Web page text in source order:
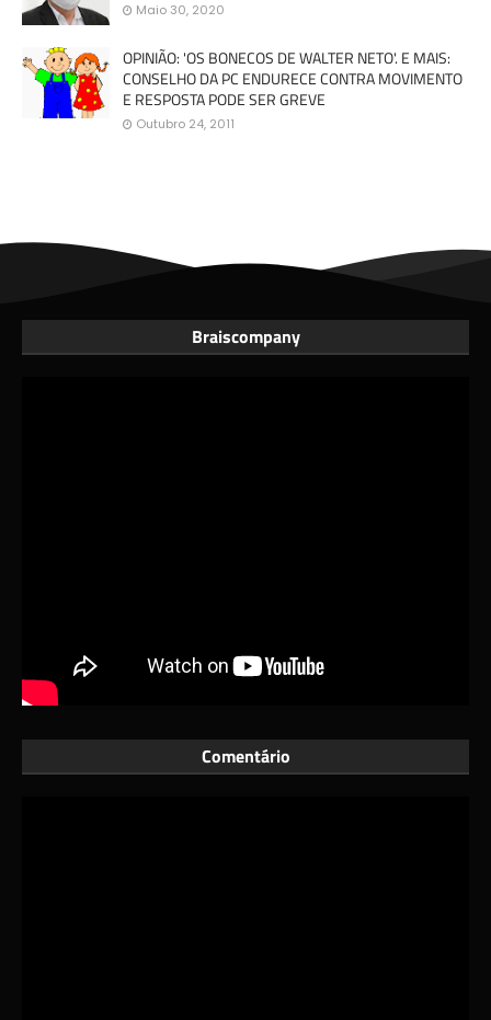
Maio 30, 2020
OPINIÃO: 'OS BONECOS DE WALTER NETO'. E MAIS:
CONSELHO DA PC ENDURECE CONTRA MOVIMENTO
E RESPOSTA PODE SER GREVE
Outubro 24, 2011
Braiscompany
Comentário